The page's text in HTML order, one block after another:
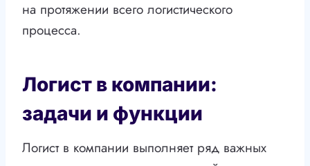
на протяжении всего логистического
процесса.
Логист в компании:
задачи и функции
Логист в компании выполняет ряд важных